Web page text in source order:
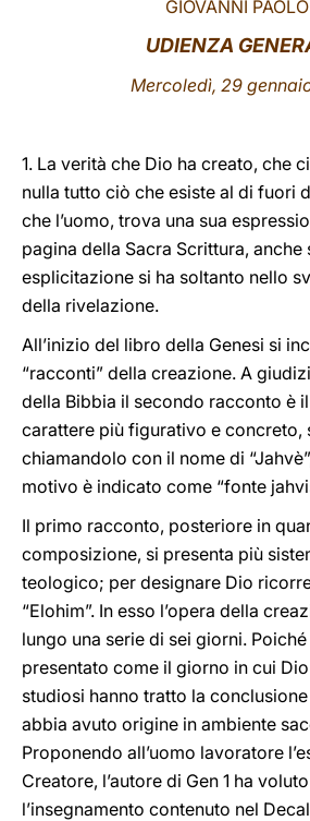
GIOVANNI
UDIENZA
Mercoledì, 29
1. La verità che Dio ha creato, che
nulla tutto ciò che esiste al di fuori
che l’uomo, trova una sua
pagina della Sacra Scrittura, anche
esplicitazione si ha soltanto nello
della rivelazione.
All’inizio del libro della Genesi si
“racconti” della creazione. A
della Bibbia il secondo racconto è
carattere più figurativo e concreto,
chiamandolo con il nome di
motivo è indicato come “fonte
Il primo racconto, posteriore in
composizione, si presenta più
teologico; per designare Dio
“Elohim”. In esso l’opera della
lungo una serie di sei giorni.
presentato come il giorno in cui
studiosi hanno tratto la
abbia avuto origine in ambiente
Proponendo all’uomo lavoratore
Creatore, l’autore di Gen 1 ha
l’insegnamento contenuto nel